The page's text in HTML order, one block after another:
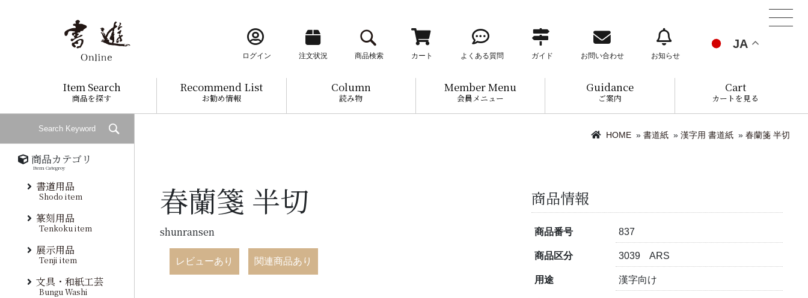
ログイン 注文状況 商品検索 カート よくある質問 ガイド お問い合わせ お知らせ
JA
Item Search
商品を探す
Recommend List
お勧め情報
Column
読み物
Member Menu
会員メニュー
Guidance
ご案内
Cart
カートを見る
HOME » 書道紙 » 漢字用 書道紙 » 春蘭箋 半切
春蘭箋 半切
shunransen
レビューあり 関連商品あり
商品情報
商品番号 837
商品区分 3039 ARS
用途 漢字向け
商品カテゴリ
Item Categroy
書道用品
Shodo item
篆刻用品
Tenkoku item
展示用品
Tenji item
文具・和紙工芸
Bungu Washi